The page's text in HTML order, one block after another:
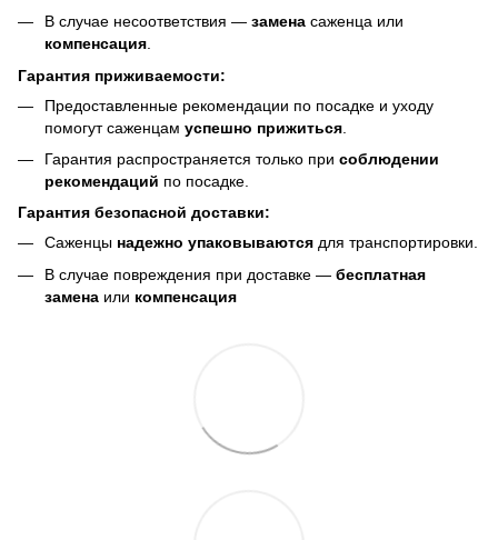
В случае несоответствия — замена саженца или
компенсация
Гарантия приживаемости:
Предоставленные рекомендации по посадке и уходу
помогут саженцам успешно прижиться
Гарантия распространяется только при соблюдении
рекомендаций по посадке.
Гарантия безопасной доставки:
Саженцы надежно упаковываются для транспортировки.
В случае повреждения при доставке — бесплатная
замена или компенсация